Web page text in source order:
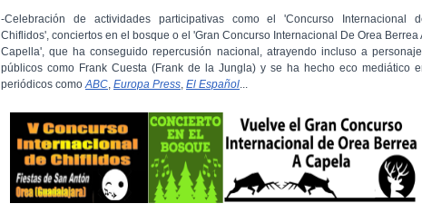
-Celebración de actividades participativas como el 'Concurso Internacional
Chiflidos', conciertos en el bosque o el 'Gran Concurso Internacional De Orea Berrea
Capella', que ha conseguido repercusión nacional, atrayendo incluso a
públicos como Frank Cuesta (Frank de la Jungla) y se ha hecho eco mediático
periódicos comoABC, Europa Press, El Español...